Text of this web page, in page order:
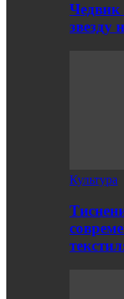
Чедвик
звезду
Культура